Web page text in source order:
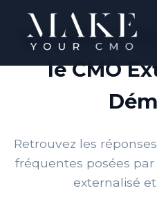
Questions
le CMO
Retrouvez les
fréquentes posées
externalisé